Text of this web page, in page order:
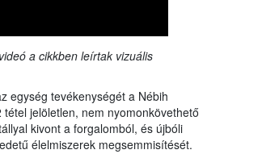
a cikkben leírtak vizuális
egység tevékenységét a Nébih
jelöletlen, nem nyomonkövethető
kivont a forgalomból, és újbóli
élelmiszerek megsemmisítését.